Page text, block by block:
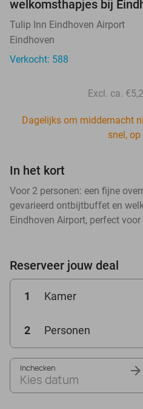
welkomsthapjes bij
Tulip Inn Eindhoven Airport
Eindhoven
Verkocht: 588
Excl. ca.
Dagelijks om middernacht
snel, op
In het kort
Voor 2 personen: een fijne
gevarieerd ontbijtbuffet en
Eindhoven Airport, perfect
Reserveer jouw deal
1 Kamer
2 Personen
Inchecken
Kies datum